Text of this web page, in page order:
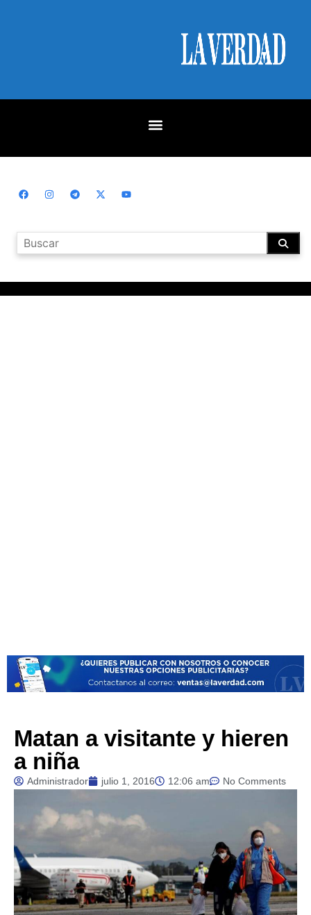
Matan a visitante y hieren
a niña
Administrador julio 1, 2016 12:06 am No Comments